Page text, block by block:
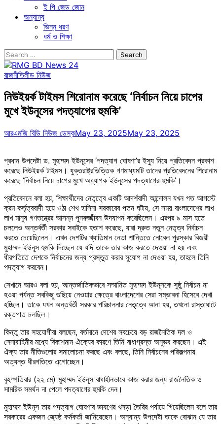
ই পি জেড জোন
অন্যান্য
ভিন্ন ধরণ
ধর্ম ও শিক্ষা
Search
for:
রাজনীতিলীড নিউজ
নিউইয়র্ক টাইমস শিরোনাম করেছে ‘নির্বাচন নিয়ে চাপের
মুখে ইউনূসের পদত্যাগের হুমকি’
আরএমজি বিডি নিউজ ডেস্কMay 23, 2025May 23, 2025
প্রধান উপদেষ্টা ড. মুহাম্মদ ইউনূসের ‘পদত্যাগ ঘোষণা’র ইস্যু নিয়ে প্রতিবেদন প্রকাশ
করেছে নিউইয়র্ক টাইমস। যুক্তরাষ্ট্রভিত্তিক গণমাধ্যমটি তাদের প্রতিবেদনের শিরোনাম
করেছে ‘নির্বাচন নিয়ে চাপের মুখে অধ্যাপক ইউনূসের পদত্যাগের হুমকি’।
প্রতিবেদনে বলা হয়, শিক্ষার্থীদের নেতৃত্বে একটি আদর্শবাদী আন্দোলন যখন গত আগস্টে
ক্রম কর্তৃত্ববাদী হয়ে ওঠা শেখ হাসিনা সরকারের পতন ঘটায়, সে সময় বাংলাদেশের লাখ
লাখ মানুষ গণতন্ত্রের আসন্ন পুনরুজ্জীবন উদযাপন করেছিলেন। এরপর ৯ মাস হতে
চললেও অন্তর্বর্তী সরকার সবাইকে হতাশ করেছে, যারা দ্রুত নতুন নেতৃত্ব নির্বাচন
করতে চেয়েছিলেন। এখন দেশটির খ্যাতিমান নেতা শান্তিতে নোবেল পুরস্কার বিজয়ী
মুহাম্মদ ইউনূস হুমকি দিচ্ছেন যে যদি তাকে তার কাজ করতে দেওয়া না হয় এবং
ধীরগতিতে দেশকে নির্বাচনের জন্য প্রস্তুত করার সুযোগ না দেওয়া হয়, তাহলে তিনি
পদত্যাগ করবেন।
সেখানে আরও বলা হয়, আন্তর্জাতিকভাবে সম্মানিত মুহাম্মদ ইউনূসকে সুষ্ঠু নির্বাচন না
হওয়া পর্যন্ত সবকিছু গুছিয়ে নেওয়ার ক্ষেত্রে বাংলাদেশের সেরা সম্ভাবনা হিসেবে দেখা
হচ্ছিল। তাকে যখন অন্তর্বর্তী সরকার পরিচালনার নেতৃত্বে আনা হয়, তখনো রাস্তাঘাটে
রক্তপাত চলছিল।
কিন্তু তার সহযোগীরা বলছেন, বর্তমানে দেশের সবচেয়ে বড় রাজনৈতিক দল ও
সেনাবাহিনীর মধ্যে বিকাশমান ঐক্যের কারণে তিনি বাধাগ্রস্ত অনুভব করছেন। এই
ঐক্য তার নীতিগুলোর সমালোচনা করছে এবং বলছে, তিনি নির্বাচনের পরিকল্পনায়
অত্যন্ত ধীরগতিতে এগোচ্ছেন।
বৃহস্পতিবার (২২ মে) মুহাম্মদ ইউনূস বাধাহীনভাবে কাজ করার জন্য রাজনৈতিক ও
সামরিক সমর্থন না পেলে পদত্যাগের হুমকি দেন।
মুহাম্মদ ইউনূস তার পদত্যাগ ঘোষণার ভাষণের খসড়া তৈরির পর্যায়ে গিয়েছিলেন বলে তার
সরকারের একজন জ্যেষ্ঠ কর্মকর্তা জানিয়েছেন। অন্যান্য উপদেষ্টা তাকে বোঝান যে তার